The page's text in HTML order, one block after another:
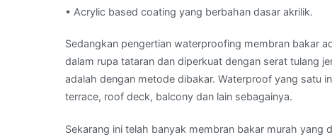
• Acrylic based coating yang berbahan dasar akrilik.
Sedangkan pengertian waterproofing membran bakar
dalam rupa tataran dan diperkuat dengan serat tulang
adalah dengan metode dibakar. Waterproof yang satu
terrace, roof deck, balcony dan lain sebagainya.
Sekarang ini telah banyak membran bakar murah yang